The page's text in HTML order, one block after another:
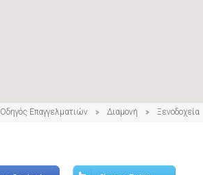
Οδηγός Επαγγελματιών Διαμονή Ξενοδοχεία